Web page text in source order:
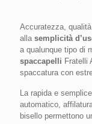
Accuratezza,
alla semplicità
a qualunque tipo di
spaccapelli Fratelli
spaccatura con
La rapida e
automatico,
bisello permettono